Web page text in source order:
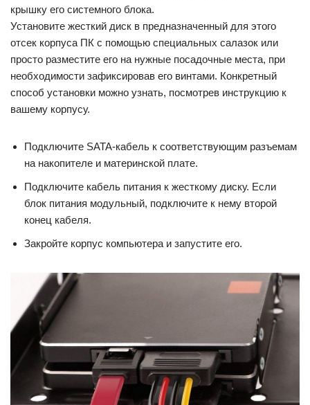
крышку его системного блока.
Установите жесткий диск в предназначенный для этого
отсек корпуса ПК с помощью специальных салазок или
просто разместите его на нужные посадочные места, при
необходимости зафиксировав его винтами. Конкретный
способ установки можно узнать, посмотрев инструкцию к
вашему корпусу.
Подключите SATA-кабель к соответствующим разъемам
на накопителе и материнской плате.
Подключите кабель питания к жесткому диску. Если
блок питания модульный, подключите к нему второй
конец кабеля.
Закройте корпус компьютера и запустите его.